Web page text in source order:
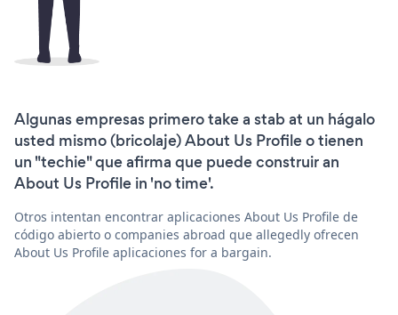
Algunas empresas primero take a stab at un hágalo
usted mismo (bricolaje) About Us Profile o tienen
un "techie" que afirma que puede construir an
About Us Profile in 'no time'.
Otros intentan encontrar aplicaciones About Us Profile de
código abierto o companies abroad que allegedly ofrecen
About Us Profile aplicaciones for a bargain.